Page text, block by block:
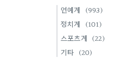
연예계 (993)
정치계 (101)
스포츠계 (22)
기타 (20)